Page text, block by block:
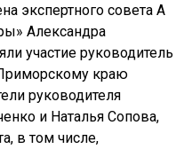
экспертного совета А
Александра
участие руководитель
краю
руководителя
и Наталья Сопова,
в том числе,